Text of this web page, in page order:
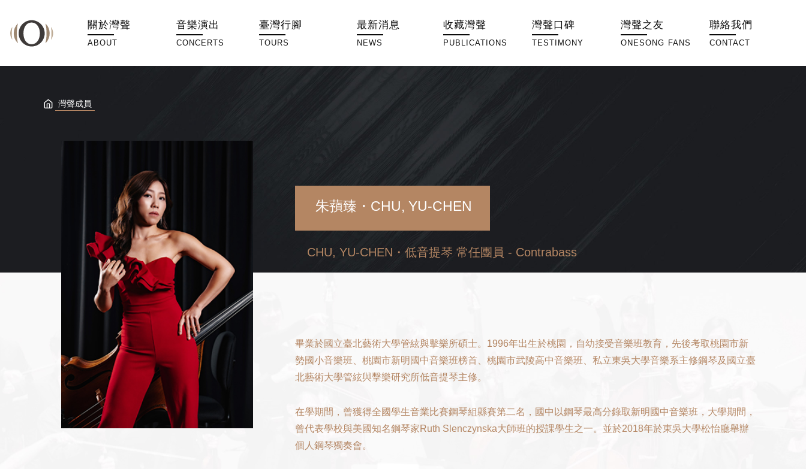
關於灣聲
ABOUT
音樂演出
CONCERTS
臺灣行腳
TOURS
最新消息
NEWS
收藏灣聲
PUBLICATIONS
灣聲口碑
TESTIMONY
灣聲之友
ONESONG FANS
聯絡我們
CONTACT
灣聲成員
朱蕷臻・CHU, YU-CHEN
CHU, YU-CHEN・低音提琴 常任團員 - Contrabass
畢業於國立臺北藝術大學管絃與擊樂所碩士。1996年出生於桃園，自幼接受音樂班教育，先後考取桃園市新
勢國小音樂班、桃園市新明國中音樂班榜首、桃園市武陵高中音樂班、私立東吳大學音樂系主修鋼琴及國立臺
北藝術大學管絃與擊樂研究所低音提琴主修。
在學期間，曾獲得全國學生音業比賽鋼琴組縣賽第二名，國中以鋼琴最高分錄取新明國中音樂班，大學期間，
曾代表學校與美國知名鋼琴家Ruth Slenczynska大師班的授課學生之一。並於2018年於東吳大學松怡廳舉辦
個人鋼琴獨奏會。